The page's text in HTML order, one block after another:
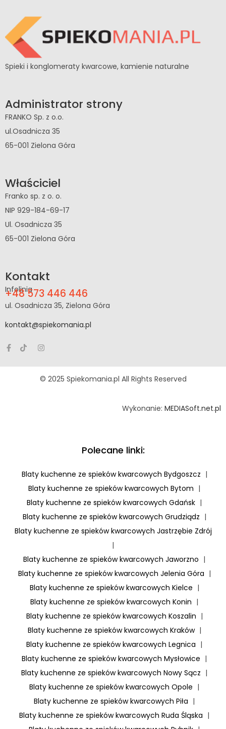
Spieki i konglomeraty kwarcowe, kamienie naturalne
Administrator strony
FRANKO Sp. z o.o.
ul.Osadnicza 35
65-001 Zielona Góra
Właściciel
Franko sp. z o. o.
NIP 929-184-69-17
Ul. Osadnicza 35
65-001 Zielona Góra
Kontakt
Infolinia
+48 573 446 446
ul. Osadnicza 35, Zielona Góra
kontakt@spiekomania.pl
© 2025 Spiekomania.pl All Rights Reserved
Wykonanie: MEDIASoft.net.pl
Polecane linki:
Blaty kuchenne ze spieków kwarcowych Bydgoszcz |
Blaty kuchenne ze spieków kwarcowych Bytom |
Blaty kuchenne ze spieków kwarcowych Gdańsk |
Blaty kuchenne ze spieków kwarcowych Grudziądz |
Blaty kuchenne ze spieków kwarcowych Jastrzębie Zdrój
|
Blaty kuchenne ze spieków kwarcowych Jaworzno |
Blaty kuchenne ze spieków kwarcowych Jelenia Góra |
Blaty kuchenne ze spieków kwarcowych Kielce |
Blaty kuchenne ze spieków kwarcowych Konin |
Blaty kuchenne ze spieków kwarcowych Koszalin |
Blaty kuchenne ze spieków kwarcowych Kraków |
Blaty kuchenne ze spieków kwarcowych Legnica |
Blaty kuchenne ze spieków kwarcowych Mysłowice |
Blaty kuchenne ze spieków kwarcowych Nowy Sącz |
Blaty kuchenne ze spieków kwarcowych Opole |
Blaty kuchenne ze spieków kwarcowych Piła |
Blaty kuchenne ze spieków kwarcowych Ruda Śląska |